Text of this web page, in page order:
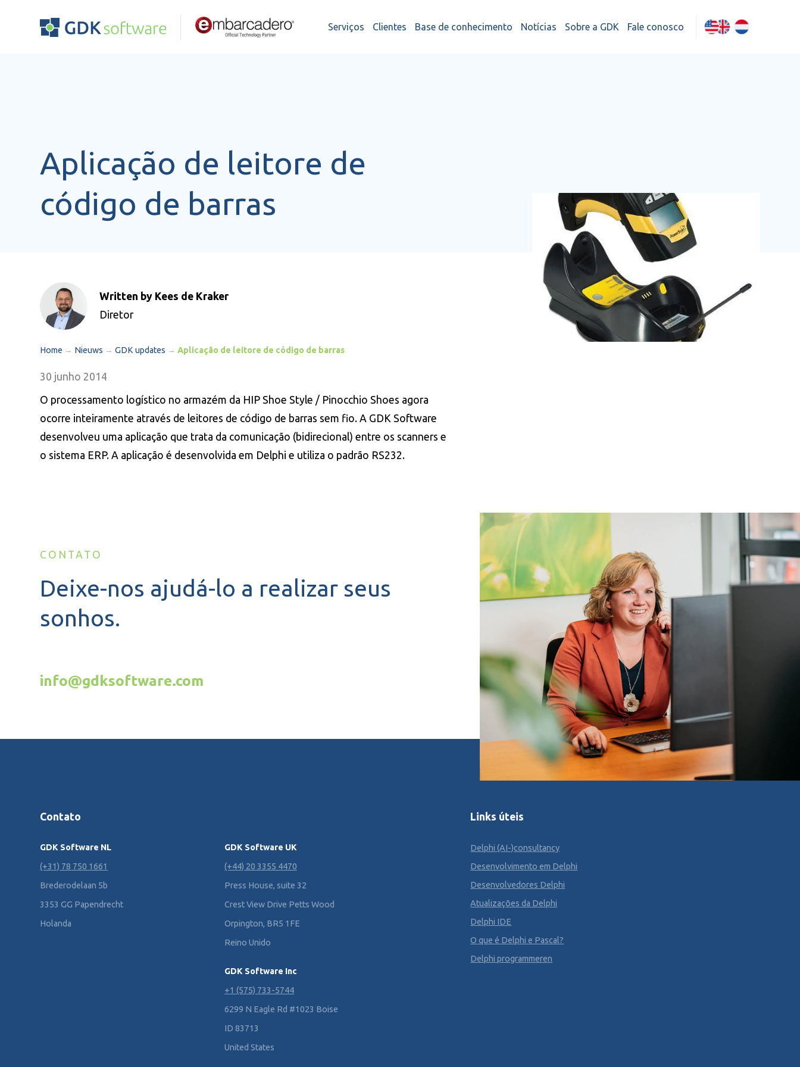
Serviços Clientes Base de conhecimento Notícias Sobre a GDK Fale conosco
Aplicação de leitore de
código de barras
Written by Kees de Kraker
Diretor
Home → Nieuws → GDK updates → Aplicação de leitore de código de barras
30 junho 2014
O processamento logístico no armazém da HIP Shoe Style / Pinocchio Shoes agora
ocorre inteiramente através de leitores de código de barras sem fio. A GDK Software
desenvolveu uma aplicação que trata da comunicação (bidirecional) entre os scanners e
o sistema ERP. A aplicação é desenvolvida em Delphi e utiliza o padrão RS232.
CONTATO
Deixe-nos ajudá-lo a realizar seus
sonhos.
info@gdksoftware.com
Contato
GDK Software NL
(+31) 78 750 1661
Brederodelaan 5b
3353 GG Papendrecht
Holanda
GDK Software UK
(+44) 20 3355 4470
Press House, suite 32
Crest View Drive Petts Wood
Orpington, BR5 1FE
Reino Unido
GDK Software Inc
+1 (575) 733-5744
6299 N Eagle Rd #1023 Boise
ID 83713
United States
Links úteis
Delphi (AI-)consultancy
Desenvolvimento em Delphi
Desenvolvedores Delphi
Atualizações da Delphi
Delphi IDE
O que é Delphi e Pascal?
Delphi programmeren